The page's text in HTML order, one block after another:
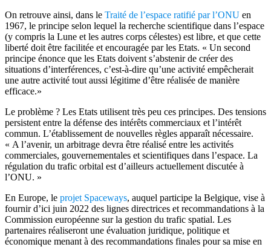
On retrouve ainsi, dans le Traité de l’espace ratifié par l’ONU en
1967, le principe selon lequel la recherche scientifique dans l’espace
(y compris la Lune et les autres corps célestes) est libre, et que cette
liberté doit être facilitée et encouragée par les Etats. « Un second
principe énonce que les Etats doivent s’abstenir de créer des
situations d’interférences, c’est-à-dire qu’une activité empêcherait
une autre activité tout aussi légitime d’être réalisée de manière
efficace.»
Le problème ? Les Etats utilisent très peu ces principes. Des tensions
persistent entre la défense des intérêts commerciaux et l’intérêt
commun. L’établissement de nouvelles règles apparaît nécessaire.
« A l’avenir, un arbitrage devra être réalisé entre les activités
commerciales, gouvernementales et scientifiques dans l’espace. La
régulation du trafic orbital est d’ailleurs actuellement discutée à
l’ONU. »
En Europe, le projet Spaceways, auquel participe la Belgique, vise à
fournir d’ici juin 2022 des lignes directrices et recommandations à la
Commission européenne sur la gestion du trafic spatial. Les
partenaires réaliseront une évaluation juridique, politique et
économique menant à des recommandations finales pour sa mise en